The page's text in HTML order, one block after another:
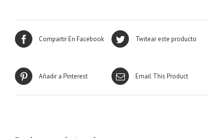
Compartir En Facebook Twitear este producto
Añadir a Pinterest Email This Product